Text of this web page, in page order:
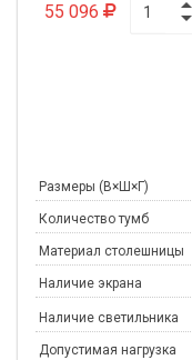
55 096
Размеры (В×Ш×Г)
Количество тумб
Материал столешницы
Наличие экрана
Наличие светильника
Допустимая нагрузка